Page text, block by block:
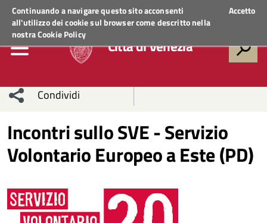
Continuando a navigare questo sito acconsenti
all'utilizzo dei cookie sul browser come descritto nella
nostraCookie Policy
Accetto
Regione VenetoACCEDI AI SERVIZI
Città di Venezia
Condividi
sui social
network
Condividi
Condividi
su
Facebook
Condividi
su
Twitter
Condividi
su
Condividi
Incontri sullo SVE - Servizio
Volontario Europeo a Este (PD)